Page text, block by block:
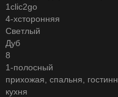
1clic2go
4-хсторонняя
Светлый
Дуб
8
1-полосный
прихожая, спальня,
кухня